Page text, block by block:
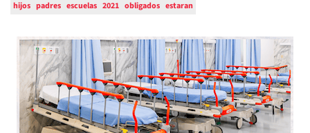
hijos padres escuelas 2021 obligados estaran